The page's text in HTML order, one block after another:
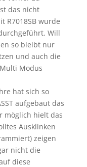
das nicht
R7018SB wurde
Will
so bleibt nur
und auch die
Modus
hat sich so
aufgebaut das
möglich hielt das
Ausklinken
zeigen
nicht die
diese